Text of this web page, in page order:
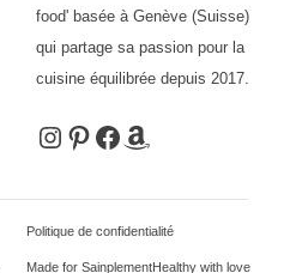
food' basée à Genève (Suisse)
qui partage sa passion pour la
cuisine équilibrée depuis 2017.
Instagram
Pinterest
Facebook
Amazon
Politique de confidentialité
Made for SainplementHealthy with love